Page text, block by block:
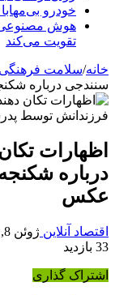
خودرو
هوش مصنوعی
تقویت می‌کند
خانه/سلامت
سنندجی درباره
اظهارات
درباره
عکس
اقتصاد آنلاین ژوئن 8, 2026
33 بازدید
اشتراک گذاری